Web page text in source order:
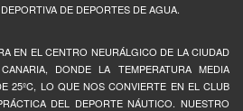
DE DEPORTES DE AGUA.
EN EL CENTRO NEURÁLGICO DE LA CIUDAD
DONDE LA TEMPERATURA MEDIA
25ºC, LO QUE NOS CONVIERTE EN EL CLUB
DEL DEPORTE NÁUTICO. NUESTRO